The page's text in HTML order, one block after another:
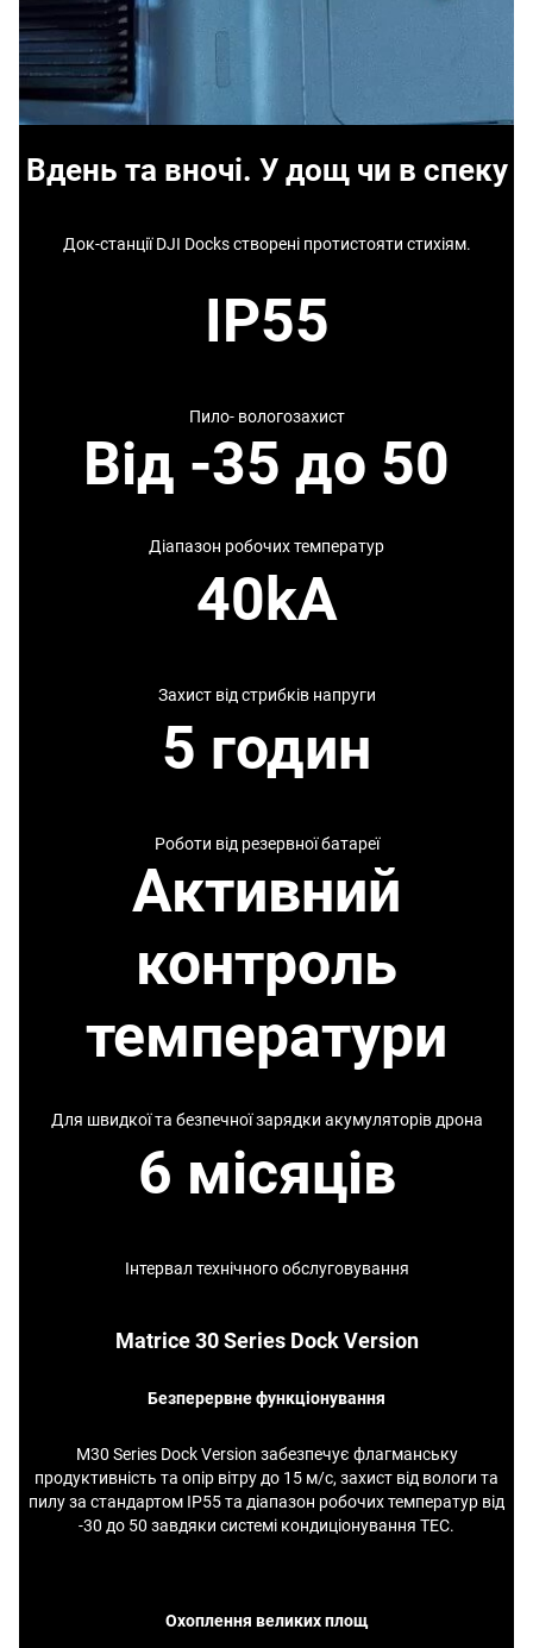
Вдень та вночі. У дощ чи в спеку
Док-станції DJI Docks створені протистояти стихіям.
IP55
Пило- вологозахист
Від -35 до 50
Діапазон робочих температур
40kA
Захист від стрибків напруги
5 годин
Роботи від резервної батареї
Активний
контроль
температури
Для швидкої та безпечної зарядки акумуляторів дрона
6 місяців
Інтервал технічного обслуговування
Matrice 30 Series Dock Version
Безперервне функціонування
M30 Series Dock Version забезпечує флагманську
продуктивність та опір вітру до 15 м/с, захист від вологи та
пилу за стандартом IP55 та діапазон робочих температур від
-30 до 50 завдяки системі кондиціонування TEC.
Охоплення великих площ